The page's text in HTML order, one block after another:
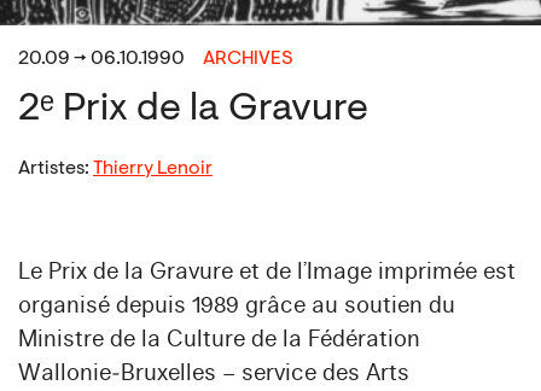
20.09 → 06.10.1990 ARCHIVES
2ᵉ Prix de la Gravure
Artistes: Thierry Lenoir
Le Prix de la Gravure et de l’Image imprimée est
organisé depuis 1989 grâce au soutien du
Ministre de la Culture de la Fédération
Wallonie‑Bruxelles – service des Arts